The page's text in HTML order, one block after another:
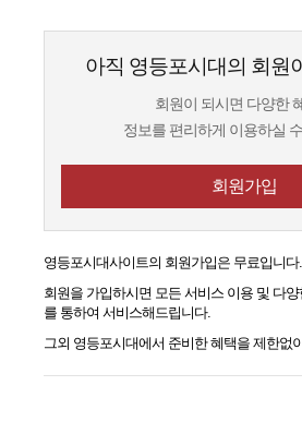
아직 영등포시대의 회원
회원이 되시면 다양한
정보를 편리하게 이용하실
회원가입
영등포시대사이트의 회원가입은 무료입니다.
회원을 가입하시면 모든 서비스 이용 및 다
를 통하여 서비스해드립니다.
그외 영등포시대에서 준비한 혜택을 제한없